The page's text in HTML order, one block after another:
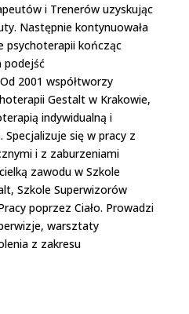
i Trenerów uzyskując
Następnie kontynuowała
psychoterapii kończąc
podejść
Od 2001 współtworzy
Gestalt w Krakowie,
indywidualną i
Specjalizuje się w pracy z
i z zaburzeniami
zawodu w Szkole
Szkole Superwizorów
poprzez Ciało. Prowadzi
warsztaty
z zakresu